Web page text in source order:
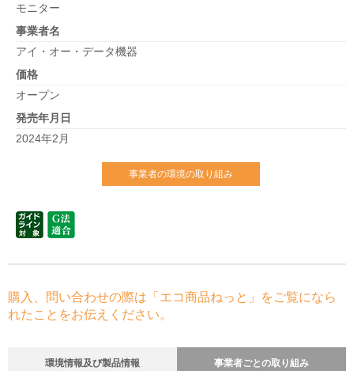
モニター
事業者名
アイ・オー・データ機器
価格
オープン
発売年月日
2024年2月
事業者の環境の取り組み
購入、問い合わせの際は「エコ商品ねっと」をご覧になら
れたことをお伝えください。
環境情報及び製品情報 事業者ごとの取り組み